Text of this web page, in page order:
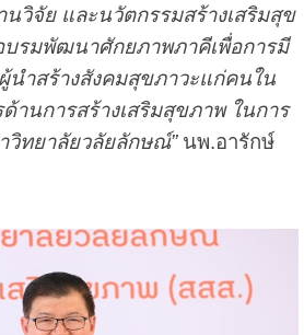
วิจัย และนวัตกรรมสร้างเสริมสุข
บรมพัฒนาศักยภาพภาคีเพื่อการมี
นำสร้างสังคมสุขภาวะแก่คนใน
านการสร้างเสริมสุขภาพ ในการ
วิทยาลัยวลัยลักษณ์”นพ.อารักษ์